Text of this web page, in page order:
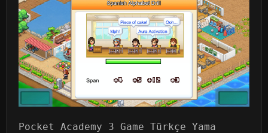
Pocket Academy 3 Game Türkçe Yama